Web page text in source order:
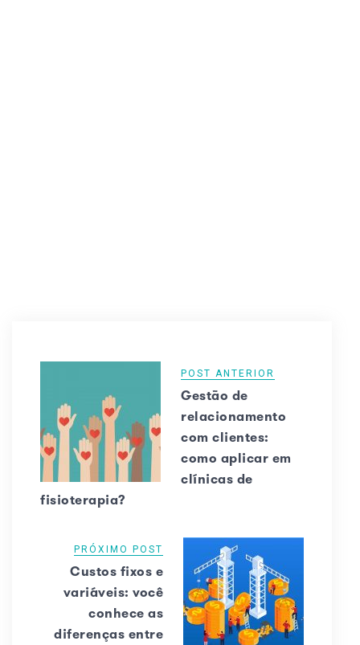
POST ANTERIOR
Gestão de
relacionamento
com clientes:
como aplicar em
clínicas de
fisioterapia?
PRÓXIMO POST
Custos fixos e
variáveis: você
conhece as
diferenças entre